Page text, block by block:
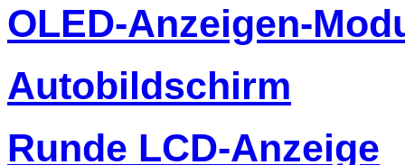
OLED-Anzeigen-
Autobildschirm
Runde LCD-Anzeige